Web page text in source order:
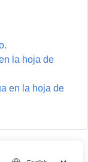
la hoja de
en la hoja de